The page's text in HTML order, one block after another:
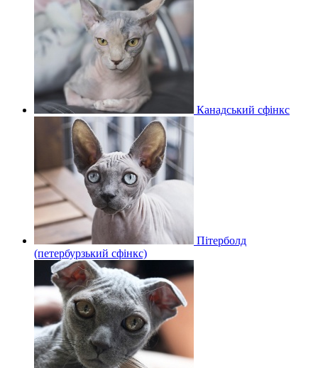
Канадський сфінкс
Пітерболд
(петербурзький сфінкс)